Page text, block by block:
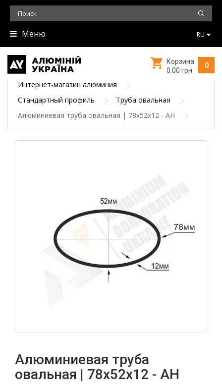
Меню RU
0
Корзина
0.00 грн
Интернет-магазин алюминия
Стандартный профиль
Труба овальная
Алюминиевая труба овальная | 78х52х12 - АН
Алюминиевая труба
овальная | 78х52х12 - АН